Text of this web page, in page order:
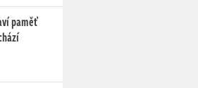
paměť